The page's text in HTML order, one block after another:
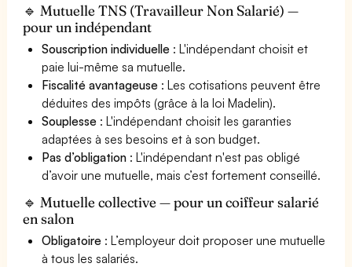
🔹 Mutuelle TNS (Travailleur Non Salarié) —
pour un indépendant
Souscription individuelle : L'indépendant choisit et
paie lui-même sa mutuelle.
Fiscalité avantageuse : Les cotisations peuvent être
déduites des impôts (grâce à la loi Madelin).
Souplesse : L'indépendant choisit les garanties
adaptées à ses besoins et à son budget.
Pas d’obligation : L'indépendant n'est pas obligé
d’avoir une mutuelle, mais c’est fortement conseillé.
🔹 Mutuelle collective — pour un coiffeur salarié
en salon
Obligatoire : L’employeur doit proposer une mutuelle
à tous les salariés.